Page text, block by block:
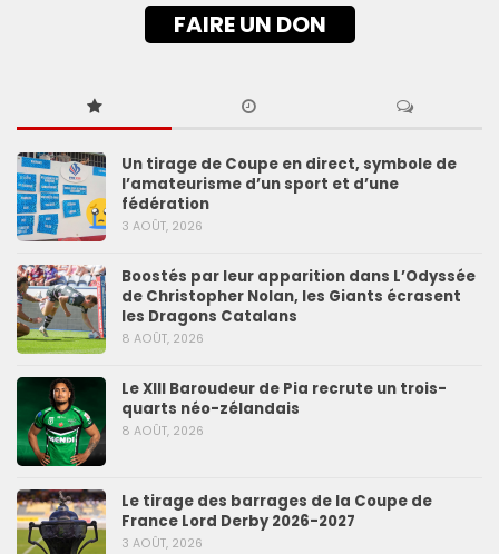
FAIRE UN DON
Un tirage de Coupe en direct, symbole de
l’amateurisme d’un sport et d’une
fédération
3 AOÛT, 2026
Boostés par leur apparition dans L’Odyssée
de Christopher Nolan, les Giants écrasent
les Dragons Catalans
8 AOÛT, 2026
Le XIII Baroudeur de Pia recrute un trois-
quarts néo-zélandais
8 AOÛT, 2026
Le tirage des barrages de la Coupe de
France Lord Derby 2026-2027
3 AOÛT, 2026